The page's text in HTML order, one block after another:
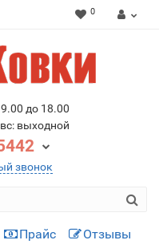
0
9.00 до 18.00
выходной
звонок
Прайс
Отзывы